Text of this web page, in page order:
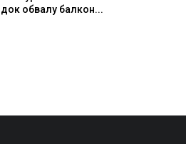
обвалу балкон...